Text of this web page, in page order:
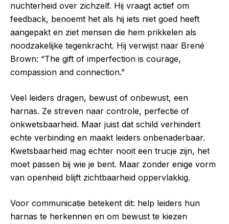
nuchterheid over zichzelf. Hij vraagt actief om
feedback, benoemt het als hij iets niet goed heeft
aangepakt en ziet mensen die hem prikkelen als
noodzakelijke tegenkracht. Hij verwijst naar Brené
Brown: “The gift of imperfection is courage,
compassion and connection.”
Veel leiders dragen, bewust of onbewust, een
harnas. Ze streven naar controle, perfectie of
onkwetsbaarheid. Maar juist dat schild verhindert
echte verbinding en maakt leiders onbenaderbaar.
Kwetsbaarheid mag echter nooit een trucje zijn, het
moet passen bij wie je bent. Maar zonder enige vorm
van openheid blijft zichtbaarheid oppervlakkig.
Voor communicatie betekent dit: help leiders hun
harnas te herkennen en om bewust te kiezen